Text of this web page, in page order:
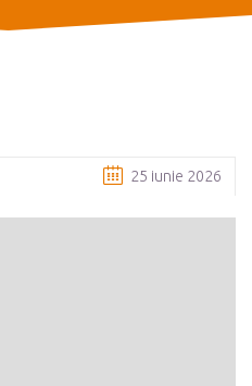
25 iunie 2026